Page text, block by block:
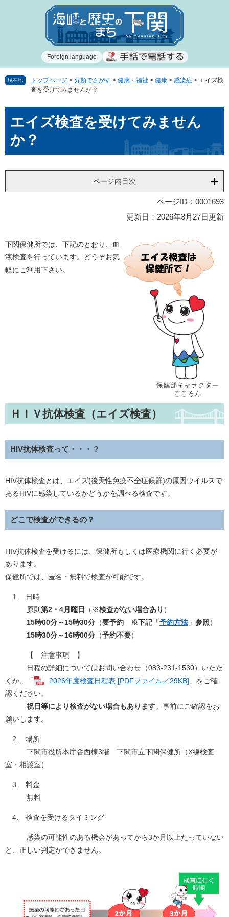
で
ば
Foreign language
現在地 トップページ > 分類でさがす > 健康・福祉 > 健康 > 感染症 > エイズ検
査を受けてみませんか？
エイズ検査を受けてみません
か？
ページ内目次
ページID：0001693
更新日：2026年3月27日更新
下関保健所では、下記のとおり、血
液検査を行っています。どうぞお気
軽にご利用下さい。
ＨＩＶ抗体検査（エイズ検査）
HIV抗体検査って・・・？
HIV抗体検査とは、エイズ(後天性免疫不全症候群)の原因ウイルスで
あるHIVに感染しているかどうかを調べる検査です。
どこで検査ができるの？
HIV抗体検査を受けるには、保健所もしくは医療機関に行く必要が
あります。
保健所では、匿名・無料で検査が可能です。
1. 日時
原則 第2・4月曜日 （※検査がない場合あり ）
15時00分～15時30分 （要予約 ※下記「予約方法 」参照）
15時30分～16時00分 （予約不要）
【 注意事項 】
日程の詳細についてはお問い合わせ（083-231-1530）いただ
くか、「
2026年度検査日程表 [PDFファイル／29KB] 」をご確
認ください。
祝日等により検査がない場合もあります。事前にご確認をお
願いします。
2. 場所
下関市役所本庁舎西棟3階 下関市立下関保健所（X線検査
室・相談室）
3. 料金
無料
4. 検査を受けるタイミング
感染の可能性のある機会があってから3か月以上たっていない
と、正しい判定ができません。